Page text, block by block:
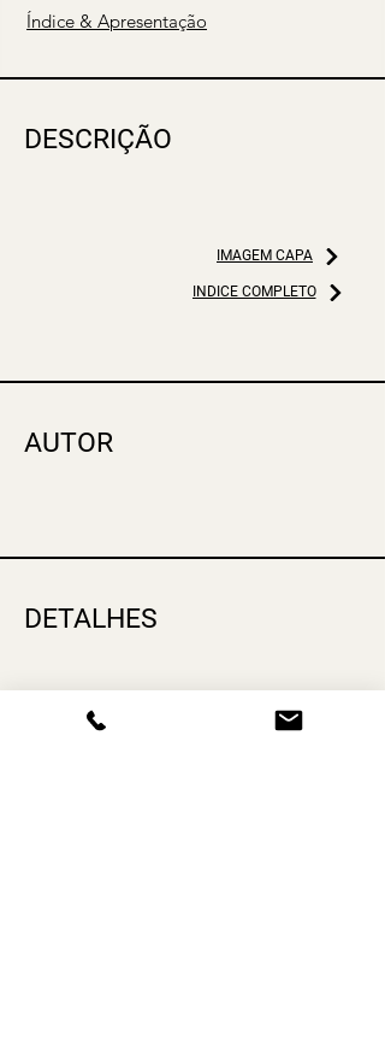
Índice & Apresentação
DESCRIÇÃO
IMAGEM CAPA
ÍNDICE COMPLETO
AUTOR
DETALHES
Pack Digital